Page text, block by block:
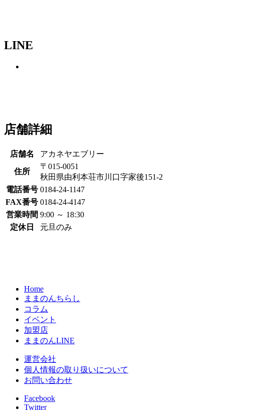
LINE
店舗詳細
店舗名 アカネヤエブリー
住所
〒015-0051
秋田県由利本荘市川口字家後151-2
電話番号 0184-24-1147
FAX番号 0184-24-4147
営業時間 9:00 ～ 18:30
定休日
元旦のみ
Home
ままのんちらし
コラム
イベント
加盟店
ままのんLINE
運営会社
個人情報の取り扱いについて
お問い合わせ
Facebook
Twitter